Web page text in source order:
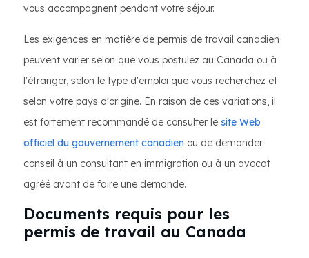
vous accompagnent pendant votre séjour.
Les exigences en matière de permis de travail canadien
peuvent varier selon que vous postulez au Canada ou à
l'étranger, selon le type d'emploi que vous recherchez et
selon votre pays d'origine. En raison de ces variations, il
est fortement recommandé de consulter le site Web
officiel du gouvernement canadien ou de demander
conseil à un consultant en immigration ou à un avocat
agréé avant de faire une demande.
Documents requis pour les
permis de travail au Canada